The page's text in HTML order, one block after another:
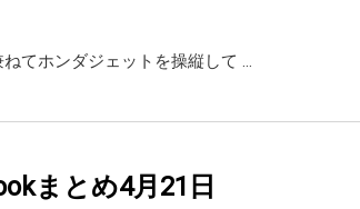
てホンダジェットを操縦して …
まとめ4月21日